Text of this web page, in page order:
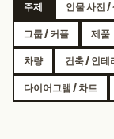
주제 인물 사진 /
그룹 / 커플 제품
차량 건축 / 인테
다이어그램 / 차트